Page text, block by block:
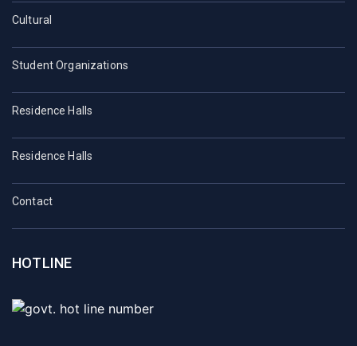
Cultural
Student Organizations
Residence Halls
Residence Halls
Contact
HOTLINE